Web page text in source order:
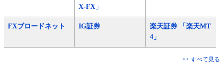
X-FX」
FXブロードネット IG証券
楽天証券 「楽天MT
4」
>> すべて見る